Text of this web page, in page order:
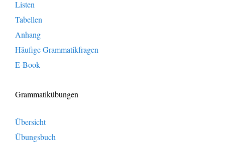
Listen
Tabellen
Anhang
Häufige Grammatikfragen
E-Book
Grammatikübungen
Übersicht
Übungsbuch